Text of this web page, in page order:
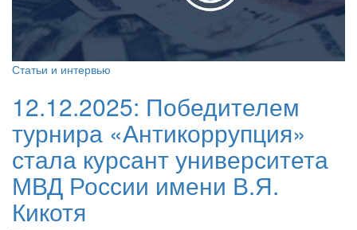
Статьи и интервью
12.12.2025: Победителем
турнира «Антикоррупция»
стала курсант университета
МВД России имени В.Я.
Кикотя